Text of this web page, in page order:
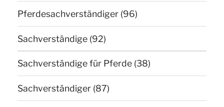
Pferdesachverständiger (96)
Sachverständige (92)
Sachverständige für Pferde (38)
Sachverständiger (87)